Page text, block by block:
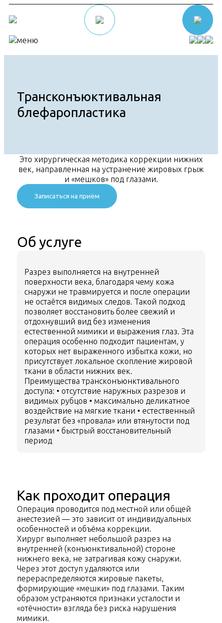
меню
Акции
Трансконъюктивальная
блефаропластика
Это хирургическая методика коррекции нижних
век, направленная на устранение жировых грыж
и «мешков» под глазами.
Записаться на приём
Об услуге
Разрез выполняется на внутренней
поверхности века, благодаря чему кожа
снаружи не травмируется и после операции
не остаётся видимых следов. Такой подход
позволяет восстановить более свежий и
отдохнувший вид без изменения
естественной мимики и выражения глаз. Эта
операция особенно подходит пациентам, у
которых нет выраженного избытка кожи, но
присутствует локальное скопление жировой
ткани в области нижних век.
Преимущества трансконъюнктивального
доступа: • отсутствие наружных разрезов и
видимых рубцов • максимально деликатное
воздействие на мягкие ткани • естественный
результат без «провала» или втянутости под
глазами • быстрый восстановительный
период
Как проходит операция
Операция проводится под местной или общей
анестезией — это зависит от индивидуальных
особенностей и объёма коррекции.
Хирург выполняет небольшой разрез на
внутренней (конъюнктивальной) стороне
нижнего века, не затрагивая кожу снаружи.
Через этот доступ удаляются или
перераспределяются жировые пакеты,
формирующие «мешки» под глазами. Таким
образом устраняются признаки усталости и
«отёчности» взгляда без риска нарушения
мимики.